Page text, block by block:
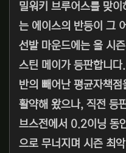
밀워키 브루어스를 맞
는 에이스의 반등이 그
선발 마운드에는 올 시
스틴 메이가 등판합니
반의 빼어난 평균자책
활약해 왔으나, 직전 등
브스전에서 0.2이닝 동
으로 무너지며 시즌 최